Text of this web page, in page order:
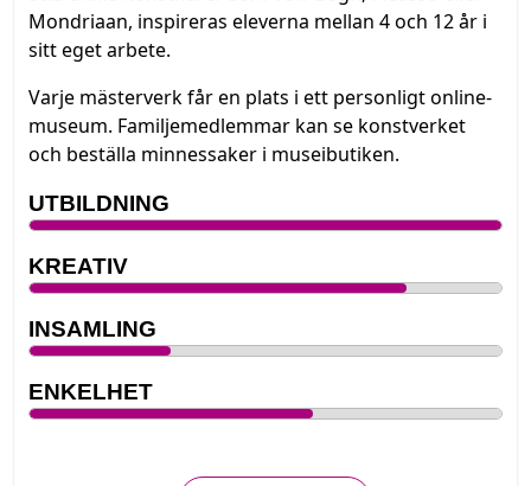
Mondriaan, inspireras eleverna mellan 4 och 12 år i
sitt eget arbete.
Varje mästerverk får en plats i ett personligt online-
museum. Familjemedlemmar kan se konstverket
och beställa minnessaker i museibutiken.
UTBILDNING
KREATIV
INSAMLING
ENKELHET